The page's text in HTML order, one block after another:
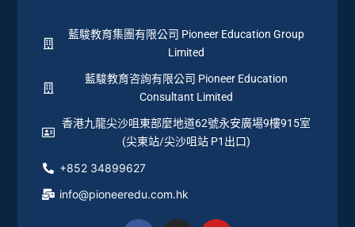
藍駿教育集團有限公司 Pioneer Education Group
Limited
藍駿教育咨詢有限公司 Pioneer Education
Consultant Limited
香港九龍尖沙咀東部麼地道62號永安廣場9樓915室
(尖東站/尖沙咀站 P1出口)
+852 34899627
info@pioneeredu.com.hk